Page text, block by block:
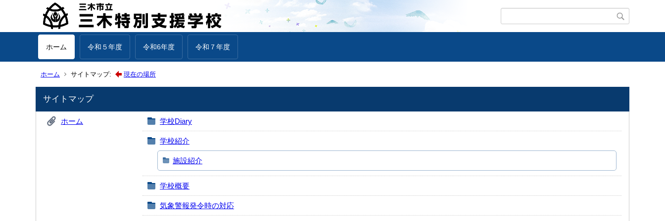
ホーム 令和５年度 令和6年度 令和７年度
ホーム サイトマップ: 現在の場所
サイトマップ
ホーム 学校Diary
学校紹介
施設紹介
学校概要
気象警報発令時の対応